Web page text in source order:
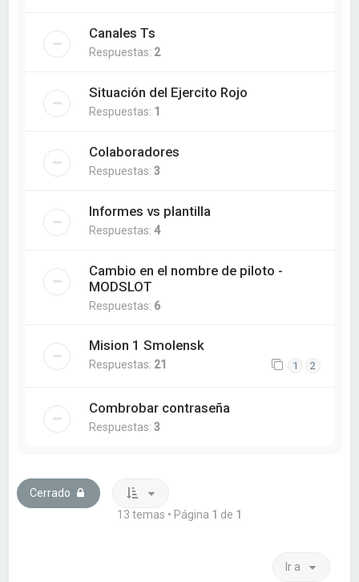
Canales Ts
Respuestas: 2
Situación del Ejercito Rojo
Respuestas: 1
Colaboradores
Respuestas:3
Informes vs plantilla
Respuestas:4
Cambio en el nombre de piloto -
MODSLOT
Respuestas: 6
Mision 1 Smolensk
Respuestas: 21 1 2
Combrobar contraseña
Respuestas:3
Cerrado
13 temas • Página 1 de 1
Ir a